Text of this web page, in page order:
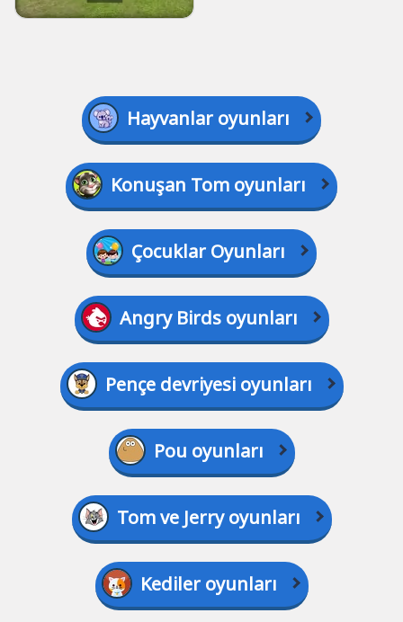
Hayvanlar oyunları
Konuşan Tom oyunları
Çocuklar Oyunları
Angry Birds oyunları
Pençe devriyesi oyunları
Pou oyunları
Tom ve Jerry oyunları
Kediler oyunları